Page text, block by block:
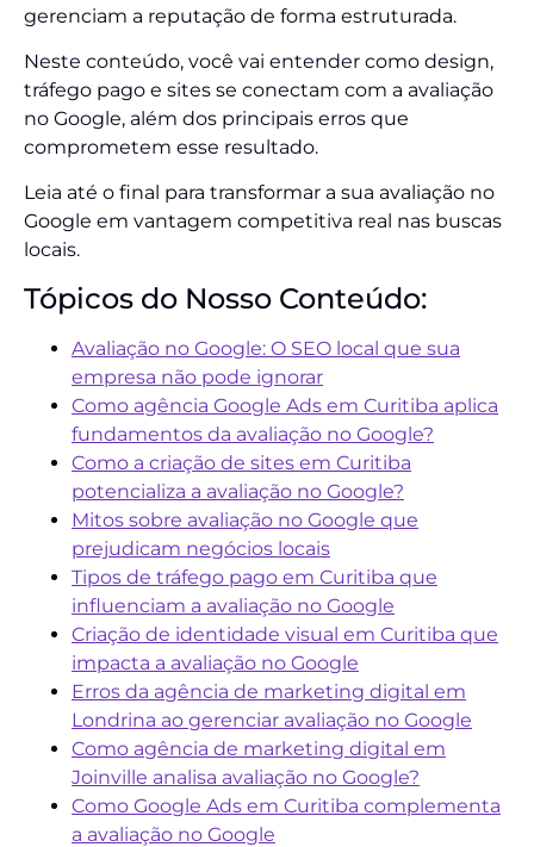
gerenciam a reputação de forma estruturada.
Neste conteúdo, você vai entender como design,
tráfego pago e sites se conectam com a avaliação
no Google, além dos principais erros que
comprometem esse resultado.
Leia até o final para transformar a sua avaliação no
Google em vantagem competitiva real nas buscas
locais.
Tópicos do Nosso Conteúdo:
Avaliação no Google: O SEO local que sua
empresa não pode ignorar
Como agência Google Ads em Curitiba aplica
fundamentos da avaliação no Google?
Como a criação de sites em Curitiba
potencializa a avaliação no Google?
Mitos sobre avaliação no Google que
prejudicam negócios locais
Tipos de tráfego pago em Curitiba que
influenciam a avaliação no Google
Criação de identidade visual em Curitiba que
impacta a avaliação no Google
Erros da agência de marketing digital em
Londrina ao gerenciar avaliação no Google
Como agência de marketing digital em
Joinville analisa avaliação no Google?
Como Google Ads em Curitiba complementa
a avaliação no Google